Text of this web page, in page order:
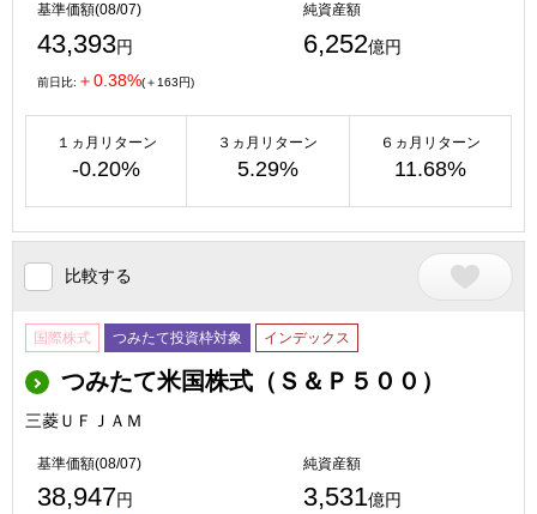
基準価額(08/07)
43,393円
純資産額
6,252億円
前日比: ＋0.38%(＋163円)
１ヵ月リターン
-0.20%
３ヵ月リターン
5.29%
６ヵ月リターン
11.68%
比較する
国際株式 つみたて投資枠対象 インデックス
つみたて米国株式（Ｓ＆Ｐ５００）
三菱ＵＦＪＡＭ
基準価額(08/07)
38,947円
純資産額
3,531億円